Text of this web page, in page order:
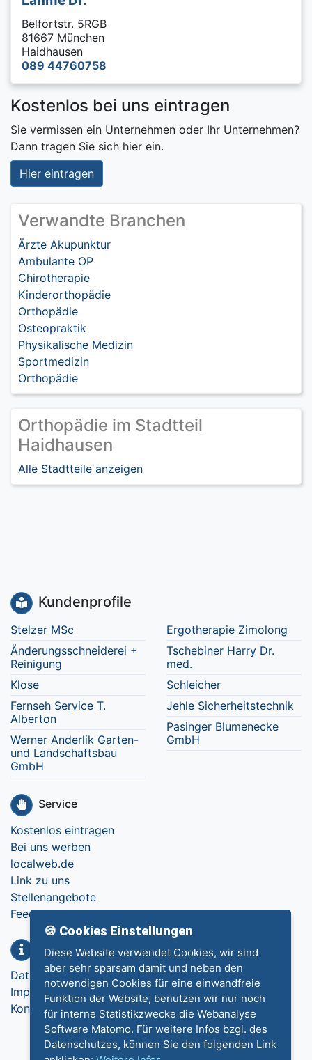
Belfortstr. 5RGB
81667 München
Haidhausen
089 44760758
Kostenlos bei uns eintragen
Sie vermissen ein Unternehmen oder Ihr Unternehmen?
Dann tragen Sie sich hier ein.
Hier eintragen
Verwandte Branchen
Ärzte Akupunktur
Ambulante OP
Chirotherapie
Kinderorthopädie
Orthopädie
Osteopraktik
Physikalische Medizin
Sportmedizin
Orthopädie
Orthopädie im Stadtteil
Haidhausen
Alle Stadtteile anzeigen
Kundenprofile
Stelzer MSc
Änderungsschneiderei +
Reinigung
Klose
Fernseh Service T.
Alberton
Werner Anderlik Garten-
und Landschaftsbau
GmbH
Ergotherapie Zimolong
Tschebiner Harry Dr.
med.
Schleicher
Jehle Sicherheitstechnik
Pasinger Blumenecke
GmbH
Service
Kostenlos eintragen
Bei uns werben
localweb.de
Link zu uns
Stellenangebote
Feedback
Info
Datenschutz
Impressum
Kontakt
🍪 Cookies Einstellungen
Diese Website verwendet Cookies, wir sind
aber sehr sparsam damit und neben den
notwendigen Cookies für eine einwandfreie
Funktion der Website, benutzen wir nur noch
für interne Statistikzwecke die Webanalyse
Software Matomo. Für weitere Infos bzgl. des
Datenschutzes, können Sie den folgenden Link